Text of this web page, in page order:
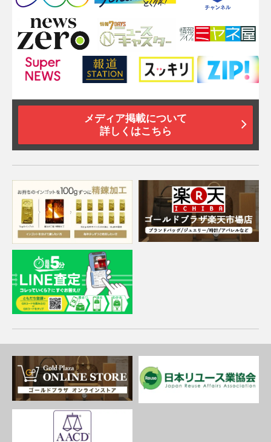
メディア掲載について
詳しくはこちら